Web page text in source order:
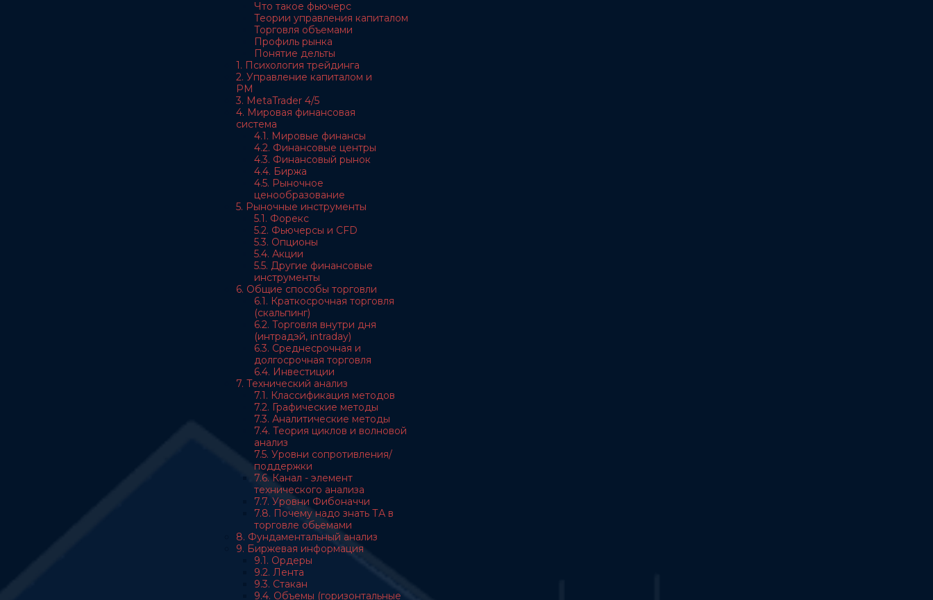
Что такое фьючерс
Теории управления капиталом
Торговля объемами
Профиль рынка
Понятие дельты
1. Психология трейдинга
2. Управление капиталом и
РМ
3. MetaTrader 4/5
4. Мировая финансовая
система
4.1. Мировые финансы
4.2. Финансовые центры
4.3. Финансовый рынок
4.4. Биржа
4.5. Рыночное
ценообразование
5. Рыночные инструменты
5.1. Форекс
5.2. Фьючерсы и CFD
5.3. Опционы
5.4. Акции
5.5. Другие финансовые
инструменты
6. Общие способы торговли
6.1. Краткосрочная торговля
(скальпинг)
6.2. Торговля внутри дня
(интрадэй, intraday)
6.3. Среднесрочная и
долгосрочная торговля
6.4. Инвестиции
7. Технический анализ
7.1. Классификация методов
7.2. Графические методы
7.3. Аналитические методы
7.4. Теория циклов и волновой
анализ
7.5. Уровни сопротивления/
поддержки
7.6. Канал - элемент
технического анализа
7.7. Уровни Фибоначчи
7.8. Почему надо знать ТА в
торговле обьемами
8. Фундаментальный анализ
9. Биржевая информация
9.1. Ордеры
9.2. Лента
9.3. Стакан
9.4. Объемы (горизонтальные